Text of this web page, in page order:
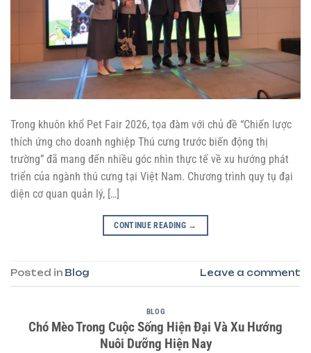
Trong khuôn khổ Pet Fair 2026, tọa đàm với chủ đề “Chiến lược
thích ứng cho doanh nghiệp Thú cưng trước biến động thị
trường” đã mang đến nhiều góc nhìn thực tế về xu hướng phát
triển của ngành thú cưng tại Việt Nam. Chương trình quy tụ đại
diện cơ quan quản lý, […]
CONTINUE READING →
Posted in Blog Leave a comment
BLOG
Chó Mèo Trong Cuộc Sống Hiện Đại Và Xu Hướng
Nuôi Dưỡng Hiện Nay